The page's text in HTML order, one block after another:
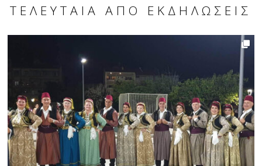
ΤΕΛΕΥΤΑΊΑ ΑΠΌ ΕΚΔΗΛΏΣΕΙΣ